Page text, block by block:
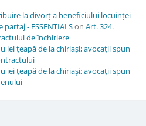
la divorț a beneficiului locuinței
- ESSENTIALSon Art. 324.
de închiriere
iei țeapă de la chiriași; avocații spun
iei țeapă de la chiriași; avocații spun